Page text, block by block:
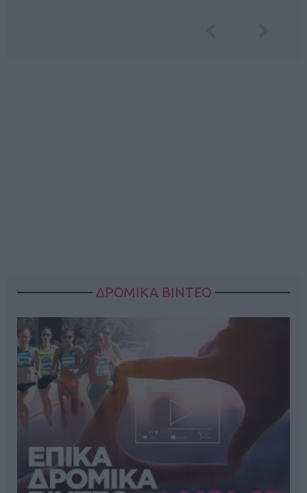
ΔΡΟΜΙΚΑ ΒΙΝΤΕΟ